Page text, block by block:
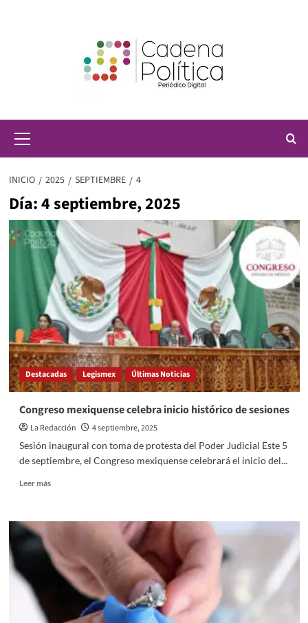
principal
INICIO 2025 SEPTIEMBRE 4
Día:4 septiembre, 2025
Destacadas Legismex Últimas Noticias
Congreso mexiquense celebra inicio histórico de sesiones
La Redacción
4 septiembre, 2025
Sesión inaugural con toma de protesta del Poder Judicial Este 5
de septiembre, el Congreso mexiquense celebrará el inicio del...
Leer másRead
Congreso
celebra
inicio
histórico